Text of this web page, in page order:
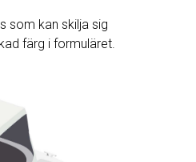
som kan skilja sig
färg i formuläret.